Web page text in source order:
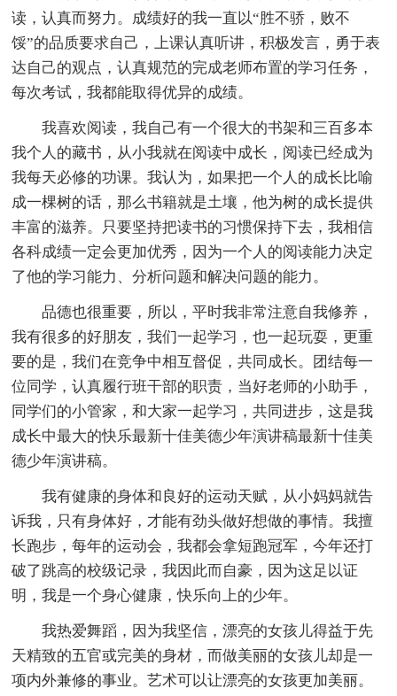
读，认真而努力。成绩好的我一直以“胜不骄，败不
馁”的品质要求自己，上课认真听讲，积极发言，勇于表
达自己的观点，认真规范的完成老师布置的学习任务，
每次考试，我都能取得优异的成绩。
我喜欢阅读，我自己有一个很大的书架和三百多本
我个人的藏书，从小我就在阅读中成长，阅读已经成为
我每天必修的功课。我认为，如果把一个人的成长比喻
成一棵树的话，那么书籍就是土壤，他为树的成长提供
丰富的滋养。只要坚持把读书的习惯保持下去，我相信
各科成绩一定会更加优秀，因为一个人的阅读能力决定
了他的学习能力、分析问题和解决问题的能力。
品德也很重要，所以，平时我非常注意自我修养，
我有很多的好朋友，我们一起学习，也一起玩耍，更重
要的是，我们在竞争中相互督促，共同成长。团结每一
位同学，认真履行班干部的职责，当好老师的小助手，
同学们的小管家，和大家一起学习，共同进步，这是我
成长中最大的快乐最新十佳美德少年演讲稿最新十佳美
德少年演讲稿。
我有健康的身体和良好的运动天赋，从小妈妈就告
诉我，只有身体好，才能有劲头做好想做的事情。我擅
长跑步，每年的运动会，我都会拿短跑冠军，今年还打
破了跳高的校级记录，我因此而自豪，因为这足以证
明，我是一个身心健康，快乐向上的少年。
我热爱舞蹈，因为我坚信，漂亮的女孩儿得益于先
天精致的五官或完美的身材，而做美丽的女孩儿却是一
项内外兼修的事业。艺术可以让漂亮的女孩更加美丽。